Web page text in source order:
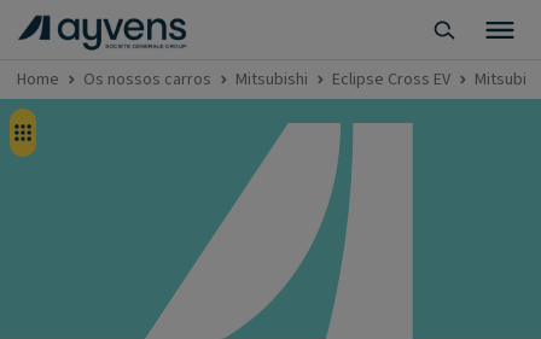
Home Os nossos carros Mitsubishi Eclipse Cross EV